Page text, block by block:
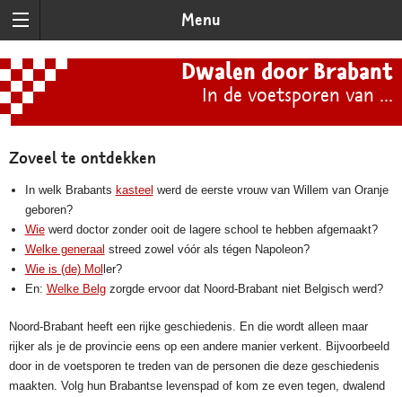
Menu
Dwalen door Brabant
In de voetsporen van ...
Zoveel te ontdekken
In welk Brabants kasteel werd de eerste vrouw van Willem van Oranje
geboren?
Wiewerd doctor zonder ooit de lagere school te hebben afgemaakt?
Welke generaal streed zowel vóór als tégen Napoleon?
Wie is (de) Mol ler?
En: Welke Belgzorgde ervoor dat Noord-Brabant niet Belgisch werd?
Noord-Brabant heeft een rijke geschiedenis. En die wordt alleen maar
rijker als je de provincie eens op een andere manier verkent. Bijvoorbeeld
door in de voetsporen te treden van de personen die deze geschiedenis
maakten. Volg hun Brabantse levenspad of kom ze even tegen, dwalend